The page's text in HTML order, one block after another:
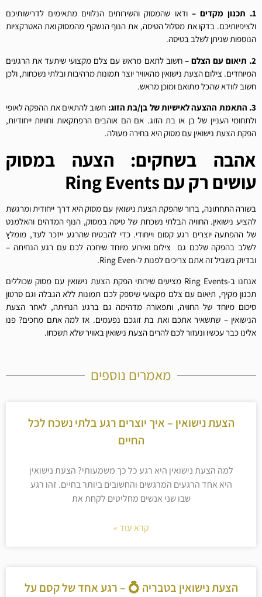
1. תכנון מקדים –
ודאו שהמסוק והשירותים הנלווים מתאימים לדרישותיכם
ולציפיותיכם. בדקו את מסלול הטיסה, את הנוף הנשקף מהמסוק ואת האטרקציות
הנוספות שניתן לשלב בטיסה.
2. תיאום עם הצלם –
חשוב לתאם מראש עם צלם מקצועי שיתעד את הרגעים
המיוחדים. צילום הצעת נישואין מהאוויר יוצר תמונות מרהיבות ובלתי נשכחות, ולכן
חשוב לוודא שהכל מתואם ומוכן מראש.
3. התאמת ההצעה לאישיות של בן/בת הזוג:
חשוב להתאים את ההפקה לאופי
ולתחומי העניין של בן או בת הזוג. אם הם אוהבים הרפתקאות וחוויות ייחודיות,
הפקת הצעת נישואין עם מסוק היא בחירה מעולה.
אהבה בשחקים: הצעה במסוק
עושים רק עם Ring Events
בשורה התחתונה, ברור שהפקת הצעת נישואין עם מסוק היא דרך ייחודית ומרגשת
להציע נישואין. החוויה הבלתי נשכחת של טיסה במסוק, הנוף המדהים והאלמנט
של ההפתעה יוצרים רגע קסום וייחודי. כדי להבטיח שהרגע ייזכר לעד, מומלץ
לשלב בהפקה שלכם גם צילום ואירוע מיוחד שיחכה לכם עם רגע הנחיתה –
ובדיוק בשביל זה אתם צריכים לפנות ל-Ring Even.
אנחנו ב-Ring Events מציעים שירותי הפקת הצעת נישואין עם מסוק שכוללים
תכנון מקיף, תיאום עם צלם מקצועי שיספק לכם תמונות ללא הגבלה וגם סרטון
סיכום מיוחד של החוויה, ותפאורה מדהימה גם ברגע הנחיתה, לאחר הצעת
הנישואין – שתשאיר אתכם ואת בת זוגכם נפעמים. אז למה אתם מחכים? פנו
אלינו כבר עכשיו ונעזור לכם להרים הצעת נישואין באוויר שלא תשכחו.
מאמרים נוספים
הצעת נישואין – איך יוצרים רגע בלתי נשכח לכל
החיים
למה הצעת נישואין היא רגע כל כך משמעותי? הצעת נישואין
היא אחד הרגעים המרגשים והחשובים ביותר בחיים. זהו רגע
שבו שני אנשים מחליטים לקחת את
קרא עוד »
הצעת נישואין בטבריה 💍 – רגע אחד של קסם על